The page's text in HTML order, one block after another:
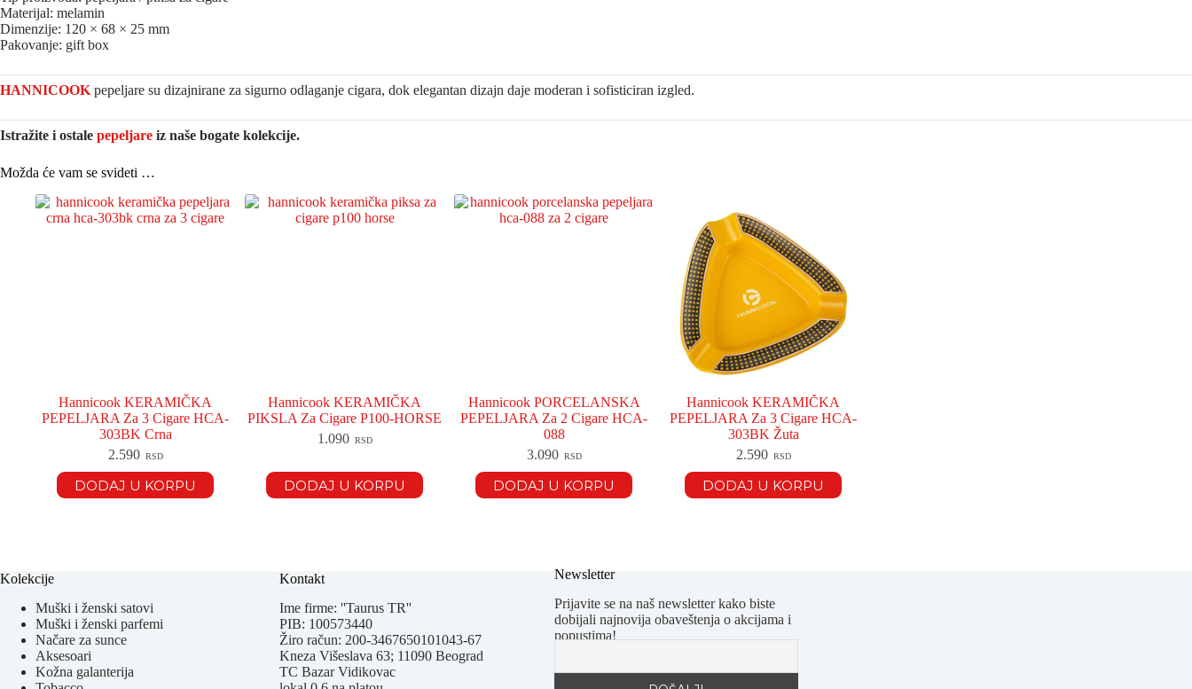
Materijal: melamin
Dimenzije: 120 × 68 × 25 mm
Pakovanje: gift box
HANNICOOK pepeljare su dizajnirane za sigurno odlaganje cigara, dok elegantan dizajn daje moderan i sofisticiran izgled.
Istražite i ostale pepeljare iz naše bogate kolekcije.
Možda će vam se svideti …
Hannicook KERAMIČKA
PEPELJARA Za 3 Cigare HCA-
303BK Crna
2.590 RSD
DODAJ U KORPU
Hannicook KERAMIČKA
PIKSLA Za Cigare P100-HORSE
1.090 RSD
DODAJ U KORPU
Hannicook PORCELANSKA
PEPELJARA Za 2 Cigare HCA-
088
3.090 RSD
DODAJ U KORPU
Hannicook KERAMIČKA
PEPELJARA Za 3 Cigare HCA-
303BK Žuta
2.590 RSD
DODAJ U KORPU
Kolekcije
Muški i ženski satovi
Muški i ženski parfemi
Načare za sunce
Aksesoari
Kožna galanterija
Kontakt
Ime firme: ''Taurus TR''
PIB: 100573440
Žiro račun: 200-3467650101043-67
Kneza Višeslava 63; 11090 Beograd
TC Bazar Vidikovac
Newsletter
Prijavite se na naš newsletter kako biste
dobijali najnovija obaveštenja o akcijama i
popustima!